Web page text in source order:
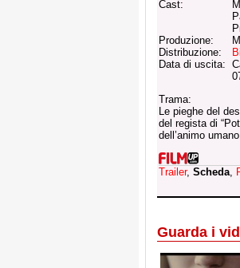
Cast:
Produzione:
Distribuzione:
Data di uscita:
Trama:
Le pieghe del
del regista di
dell’animo
Trailer, Scheda,
Guarda i